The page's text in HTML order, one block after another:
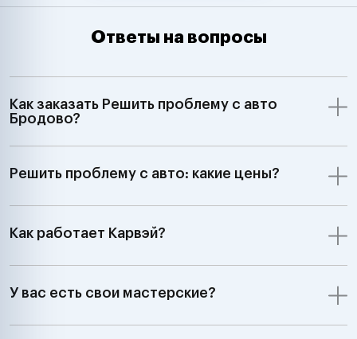
Ответы на вопросы
Как заказать Решить проблему с авто
Бродово?
Решить проблему с авто: какие цены?
Как работает Карвэй?
У вас есть свои мастерские?